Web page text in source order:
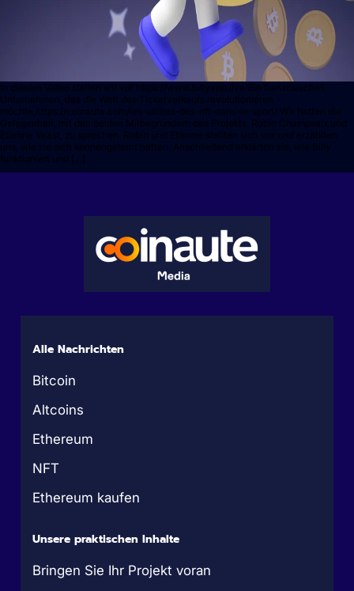
In diesem Video stellen wir vor https://www.billyapp.live/Ein französisches
Unternehmen, das die Welt des Ticketverkaufs revolutionieren
möchte,https://coinaute.com/les-utilites-des-nft-dans-le-sport/ Wir hatten die
Gelegenheit, mit den beiden Mitbegründern des Projekts, Robin Champseix und
Etienne Vaast, zu sprechen. Robin und Etienne stellten sich vor und erzählten
uns, wie sie sich kennengelernt hatten. Anschließend erklärten sie, wie Billy
funktioniert und […]
Alle Nachrichten
Bitcoin
Altcoins
Ethereum
NFT
Ethereum kaufen
Unsere praktischen Inhalte
Bringen Sie Ihr Projekt voran